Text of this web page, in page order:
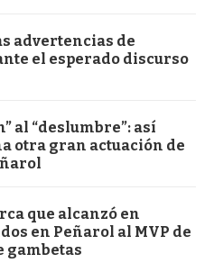
advertencias de
el esperado discurso
al “deslumbre”: así
otra gran actuación de
que alcanzó en
en Peñarol al MVP de
gambetas